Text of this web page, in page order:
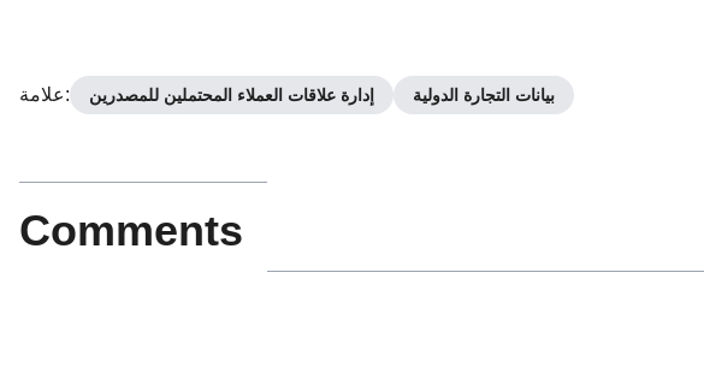
علامة: إدارة علاقات العملاء المحتملين للمصدرين بيانات التجارة الدولية
Comments